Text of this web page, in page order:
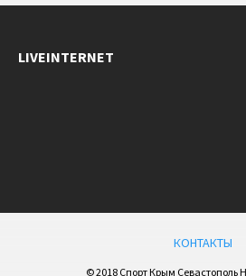
LIVEINTERNET
КОНТАКТЫ
© 2018 Спорт Крым Севастополь